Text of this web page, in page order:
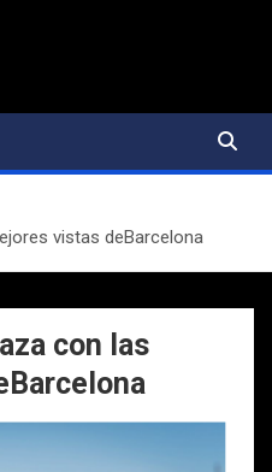
vistas deBarcelona
con las